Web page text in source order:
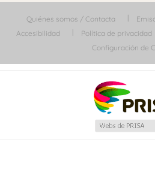
Quiénes somos / Contacta
Accesibilidad
Política de privacidad
Configuración de